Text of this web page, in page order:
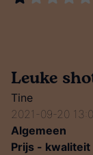
Leuke
Tine
2021-09-20
Algemeen
Prijs - kwaliteit